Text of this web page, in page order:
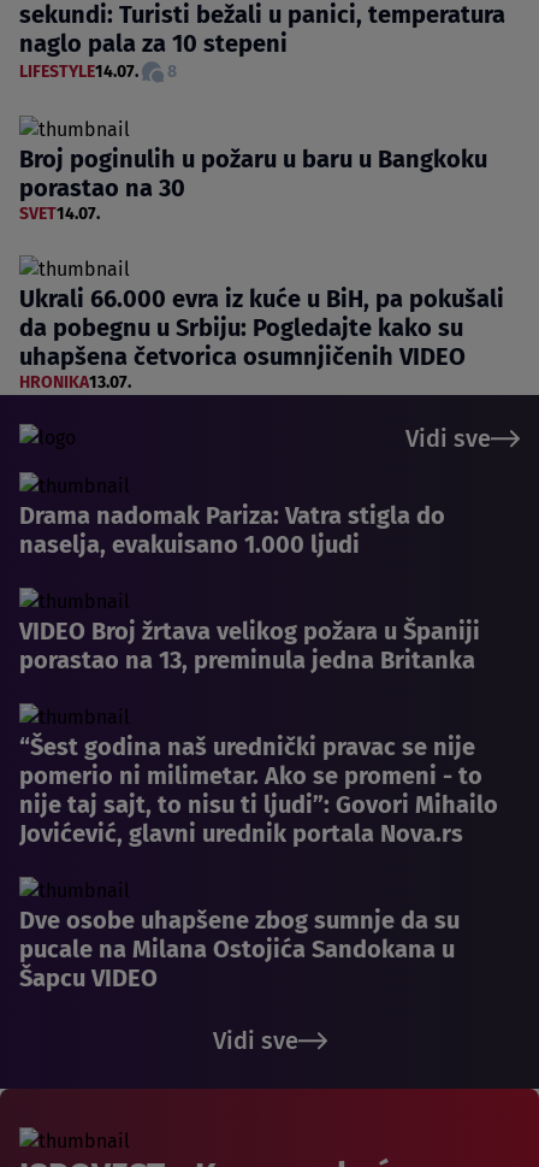
sekundi: Turisti bežali u panici, temperatura
naglo pala za 10 stepeni
LIFESTYLE14.07. 8
Broj poginulih u požaru u baru u Bangkoku
porastao na 30
SVET14.07.
Ukrali 66.000 evra iz kuće u BiH, pa pokušali
da pobegnu u Srbiju: Pogledajte kako su
uhapšena četvorica osumnjičenih VIDEO
HRONIKA13.07.
Vidi sve
Drama nadomak Pariza: Vatra stigla do
naselja, evakuisano 1.000 ljudi
VIDEO Broj žrtava velikog požara u Španiji
porastao na 13, preminula jedna Britanka
“Šest godina naš urednički pravac se nije
pomerio ni milimetar. Ako se promeni - to
nije taj sajt, to nisu ti ljudi”: Govori Mihailo
Jovićević, glavni urednik portala Nova.rs
Dve osobe uhapšene zbog sumnje da su
pucale na Milana Ostojića Sandokana u
Šapcu VIDEO
Vidi sve